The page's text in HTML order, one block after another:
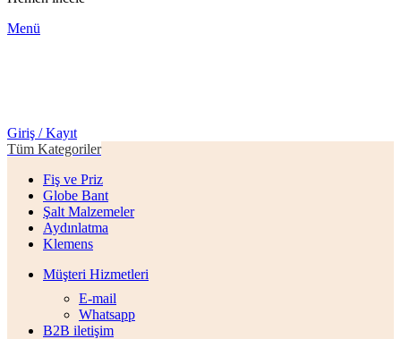
Menü
Giriş / Kayıt
Tüm Kategoriler
Fiş ve Priz
Globe Bant
Şalt Malzemeler
Aydınlatma
Klemens
Müşteri Hizmetleri
E-mail
Whatsapp
B2B iletişim